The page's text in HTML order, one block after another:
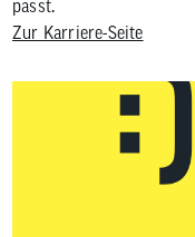
passt.
Zur Karriere-Seite